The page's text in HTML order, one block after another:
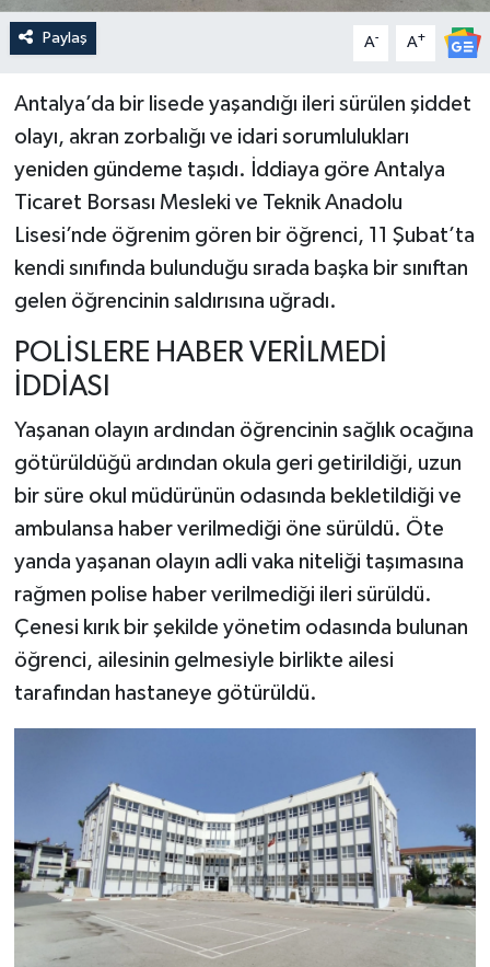
Paylaş A- A+
Antalya’da bir lisede yaşandığı ileri sürülen şiddet
olayı, akran zorbalığı ve idari sorumlulukları
yeniden gündeme taşıdı. İddiaya göre Antalya
Ticaret Borsası Mesleki ve Teknik Anadolu
Lisesi’nde öğrenim gören bir öğrenci, 11 Şubat’ta
kendi sınıfında bulunduğu sırada başka bir sınıftan
gelen öğrencinin saldırısına uğradı.
POLİSLERE HABER VERİLMEDİ
İDDİASI
Yaşanan olayın ardından öğrencinin sağlık ocağına
götürüldüğü ardından okula geri getirildiği, uzun
bir süre okul müdürünün odasında bekletildiği ve
ambulansa haber verilmediği öne sürüldü. Öte
yanda yaşanan olayın adli vaka niteliği taşımasına
rağmen polise haber verilmediği ileri sürüldü.
Çenesi kırık bir şekilde yönetim odasında bulunan
öğrenci, ailesinin gelmesiyle birlikte ailesi
tarafından hastaneye götürüldü.